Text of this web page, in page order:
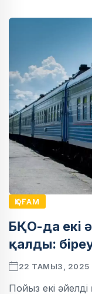
ҚОҒАМ
БҚО-да екі
қалды:
22 ТАМЫЗ, 2025
Пойыз екі әйелді